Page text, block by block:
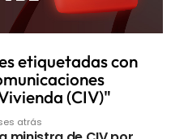
etiquetadas con
(CIV)"
atrás